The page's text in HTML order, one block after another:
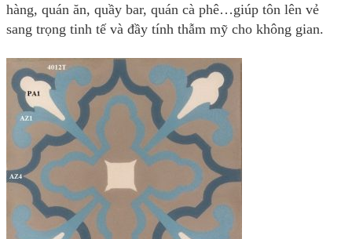
hàng, quán ăn, quầy bar, quán cà phê…giúp tôn lên vẻ
sang trọng tinh tế và đầy tính thẫm mỹ cho không gian.